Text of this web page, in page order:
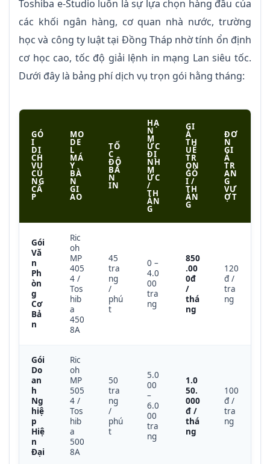
Toshiba e-Studio luôn là sự lựa chọn hàng đầu của
các khối ngân hàng, cơ quan nhà nước, trường
học và công ty luật tại Đồng Tháp nhờ tính ổn định
cơ học cao, tốc độ giải lệnh in mạng Lan siêu tốc.
Dưới đây là bảng phí dịch vụ trọn gói hằng tháng:
GÓ
I
DỊ
CH
VỤ
CU
NG
CẤ
P
MO
DE
L
MÁ
Y
BÀ
N
GI
AO
TỐ
C
ĐỘ
BẢ
N
IN
HẠ
N
M
ỨC
ĐỊ
NH
M
ỨC
/
TH
ÁN
G
GI
Á
TH
UÊ
TR
ỌN
GÓ
I /
TH
ÁN
G
ĐƠ
N
GI
Á
TR
AN
G
VƯ
ỢT
Gói
Vă
n
Ph
òn
g
Cơ
Bả
n
Ric
oh
MP
405
4 /
Tos
hib
a
450
8A
45
tra
ng
/
phú
t
0 –
4.0
00
tra
ng
850
.00
0đ
/
thá
ng
120
đ /
tra
ng
Gói
Do
an
h
Ng
hiệ
p
Hiệ
n
Đại
Ric
oh
MP
505
4 /
Tos
hib
a
500
8A
50
tra
ng
/
phú
t
5.0
00
–
6.0
00
tra
ng
1.0
50.
000
đ /
thá
ng
100
đ /
tra
ng